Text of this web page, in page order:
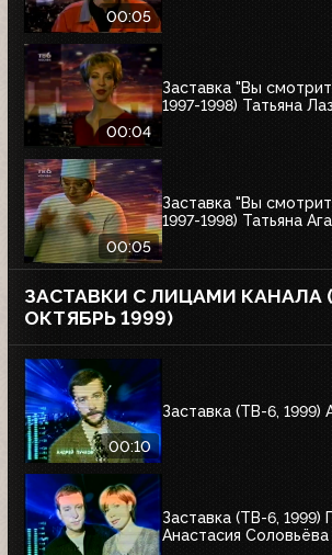
00:05
00:04
Заставка "Вы
1997-1998) Татьяна
00:05
Заставка "Вы
1997-1998) Татьяна
ЗАСТАВКИ С ЛИЦАМИ КАНАЛА
ОКТЯБРЬ 1999)
00:10
Заставка (ТВ-6, 1999)
Заставка (ТВ-6,
Анастасия Соловьёва